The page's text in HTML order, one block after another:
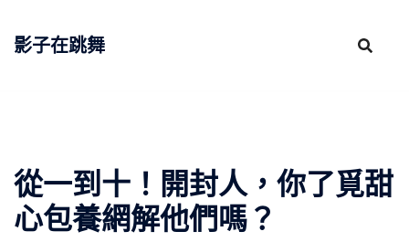
影子在跳舞
從一到十！開封人，你了覓甜
心包養網解他們嗎？